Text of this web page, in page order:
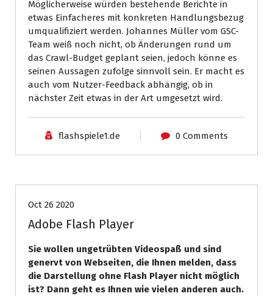
Möglicherweise würden bestehende Berichte in
etwas Einfacheres mit konkreten Handlungsbezug
umqualifiziert werden. Johannes Müller vom GSC-
Team weiß noch nicht, ob Änderungen rund um
das Crawl-Budget geplant seien, jedoch könne es
seinen Aussagen zufolge sinnvoll sein. Er macht es
auch vom Nutzer-Feedback abhängig, ob in
nächster Zeit etwas in der Art umgesetzt wird.
flashspiele1.de 0 Comments
Oct 26 2020
Adobe Flash Player
Sie wollen ungetrübten Videospaß und sind
genervt von Webseiten, die Ihnen melden, dass
die Darstellung ohne Flash Player nicht möglich
ist? Dann geht es Ihnen wie vielen anderen auch.